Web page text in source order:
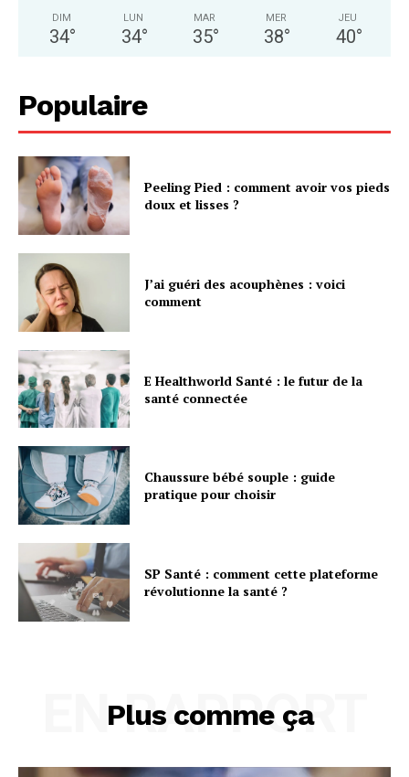
DIM
34°
LUN
34°
MAR
35°
MER
38°
JEU
40°
Populaire
Peeling Pied : comment avoir vos pieds
doux et lisses ?
J’ai guéri des acouphènes : voici
comment
E Healthworld Santé : le futur de la
santé connectée
Chaussure bébé souple : guide
pratique pour choisir
SP Santé : comment cette plateforme
révolutionne la santé ?
Plus comme ça
EN RAPPORT